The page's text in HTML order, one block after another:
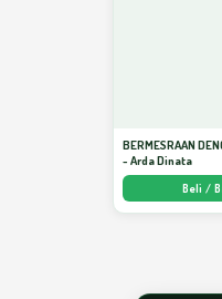
BERMESRAAN
- Arda Dinata
Beli /